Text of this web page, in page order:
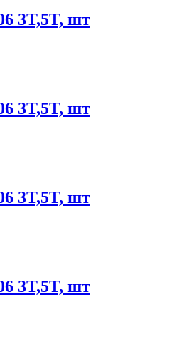
3T,5T, шт
3T,5T, шт
3T,5T, шт
3T,5T, шт